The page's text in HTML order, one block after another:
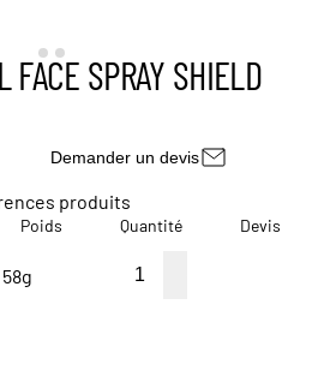
SPRAY SHIELD
Demander un devis
produits
Poids Quantité Devis
58g